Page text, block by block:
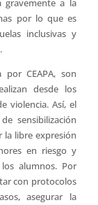
a la
por lo que es
inclusivas y
CEAPA, son
desde los
violencia. Así, el
sensibilización
la libre expresión
en riesgo y
alumnos. Por
con protocolos
asegurar la